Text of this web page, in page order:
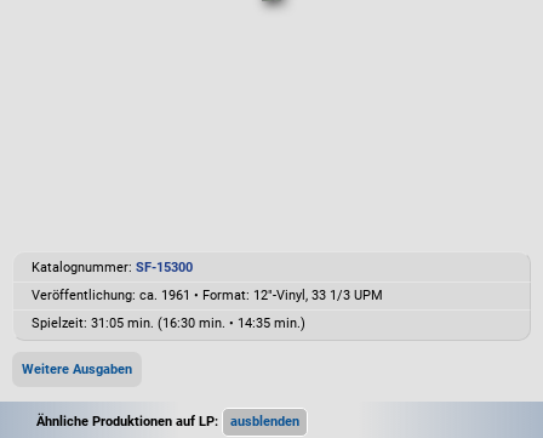
Katalognummer: SF-15300
Veröffentlichung: ca. 1961 • Format: 12"-Vinyl, 33 1/3 UPM
Spielzeit: 31:05 min. (16:30 min. • 14:35 min.)
Weitere Ausgaben
Ähnliche Produktionen auf LP: